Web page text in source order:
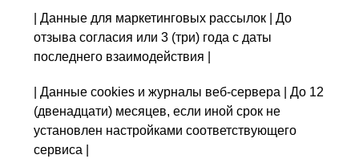
| Данные для маркетинговых рассылок | До
отзыва согласия или 3 (три) года с даты
последнего взаимодействия |
| Данные cookies и журналы веб-сервера | До 12
(двенадцати) месяцев, если иной срок не
установлен настройками соответствующего
сервиса |